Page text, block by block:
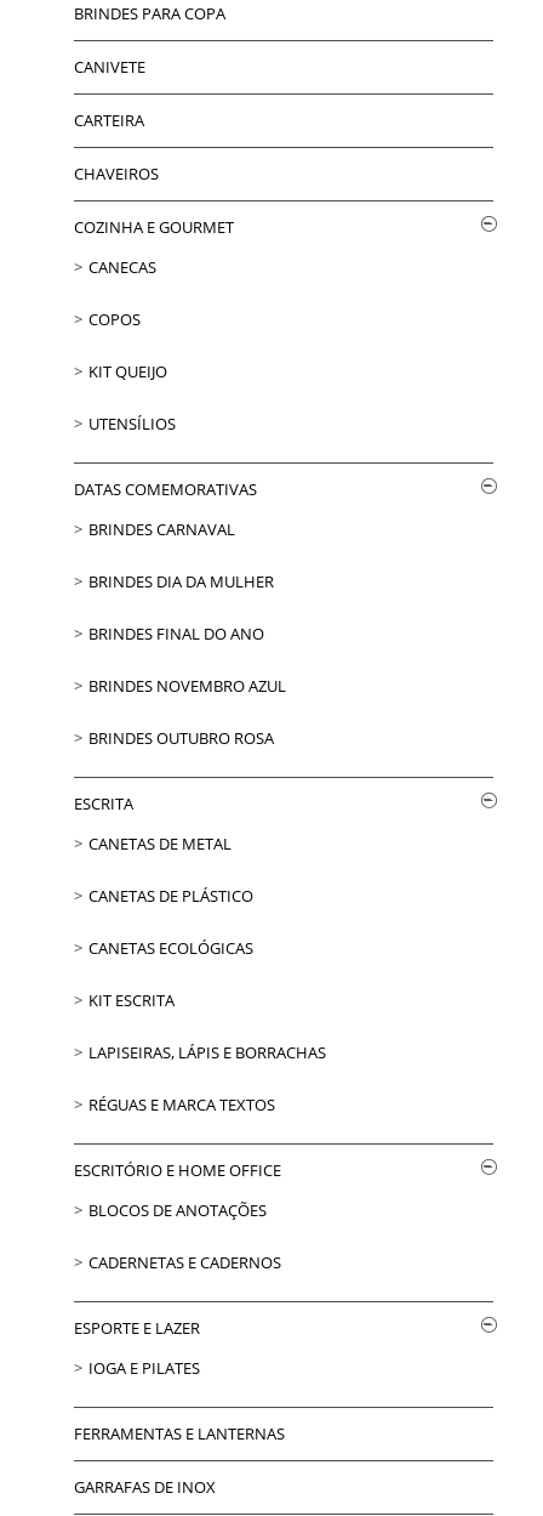
BRINDES PARA COPA
CANIVETE
CARTEIRA
CHAVEIROS
COZINHA E GOURMET
CANECAS
COPOS
KIT QUEIJO
UTENSÍLIOS
DATAS COMEMORATIVAS
BRINDES CARNAVAL
BRINDES DIA DA MULHER
BRINDES FINAL DO ANO
BRINDES NOVEMBRO AZUL
BRINDES OUTUBRO ROSA
ESCRITA
CANETAS DE METAL
CANETAS DE PLÁSTICO
CANETAS ECOLÓGICAS
KIT ESCRITA
LAPISEIRAS, LÁPIS E BORRACHAS
RÉGUAS E MARCA TEXTOS
ESCRITÓRIO E HOME OFFICE
BLOCOS DE ANOTAÇÕES
CADERNETAS E CADERNOS
ESPORTE E LAZER
IOGA E PILATES
FERRAMENTAS E LANTERNAS
GARRAFAS DE INOX